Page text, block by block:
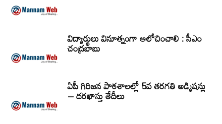
విద్యార్థులు వినూత్నంగా ఆలోచించాలి : సీఎం
చంద్రబాబు
ఏపీ గిరిజన పాఠశాలల్లో 5వ తరగతి అడ్మిషన్లు
– దరఖాస్తు తేదీలు